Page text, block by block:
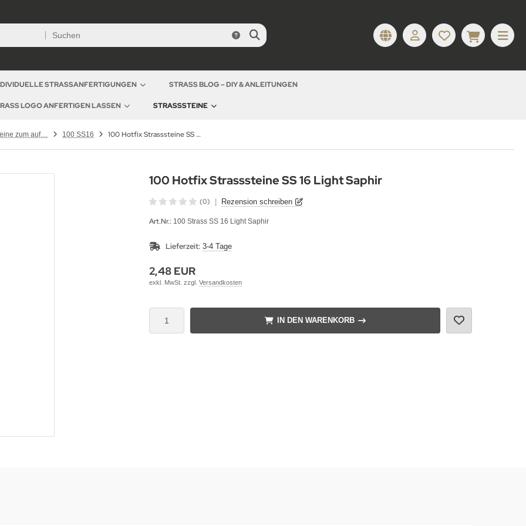
STRASSANFERTIGUNGEN STRASS BLOG – DIY & ANLEITUNGEN
LOGO ANFERTIGEN LASSEN STRASSSTEINE
Hotfix Strasssteine zum aufbügeln SS16 / 3,8 - 4mm 100 SS16 100 Hotfix Strasssteine SS 16 Light Saphir
100 Hotfix Strasssteine SS 16 Light Saphir
(0) Rezension schreiben
Art.Nr.: 100 Strass SS 16 Light Saphir
Lieferzeit: 3-4 Tage
2,48 EUR
exkl. MwSt. zzgl. Versandkosten
IN DEN WARENKORB